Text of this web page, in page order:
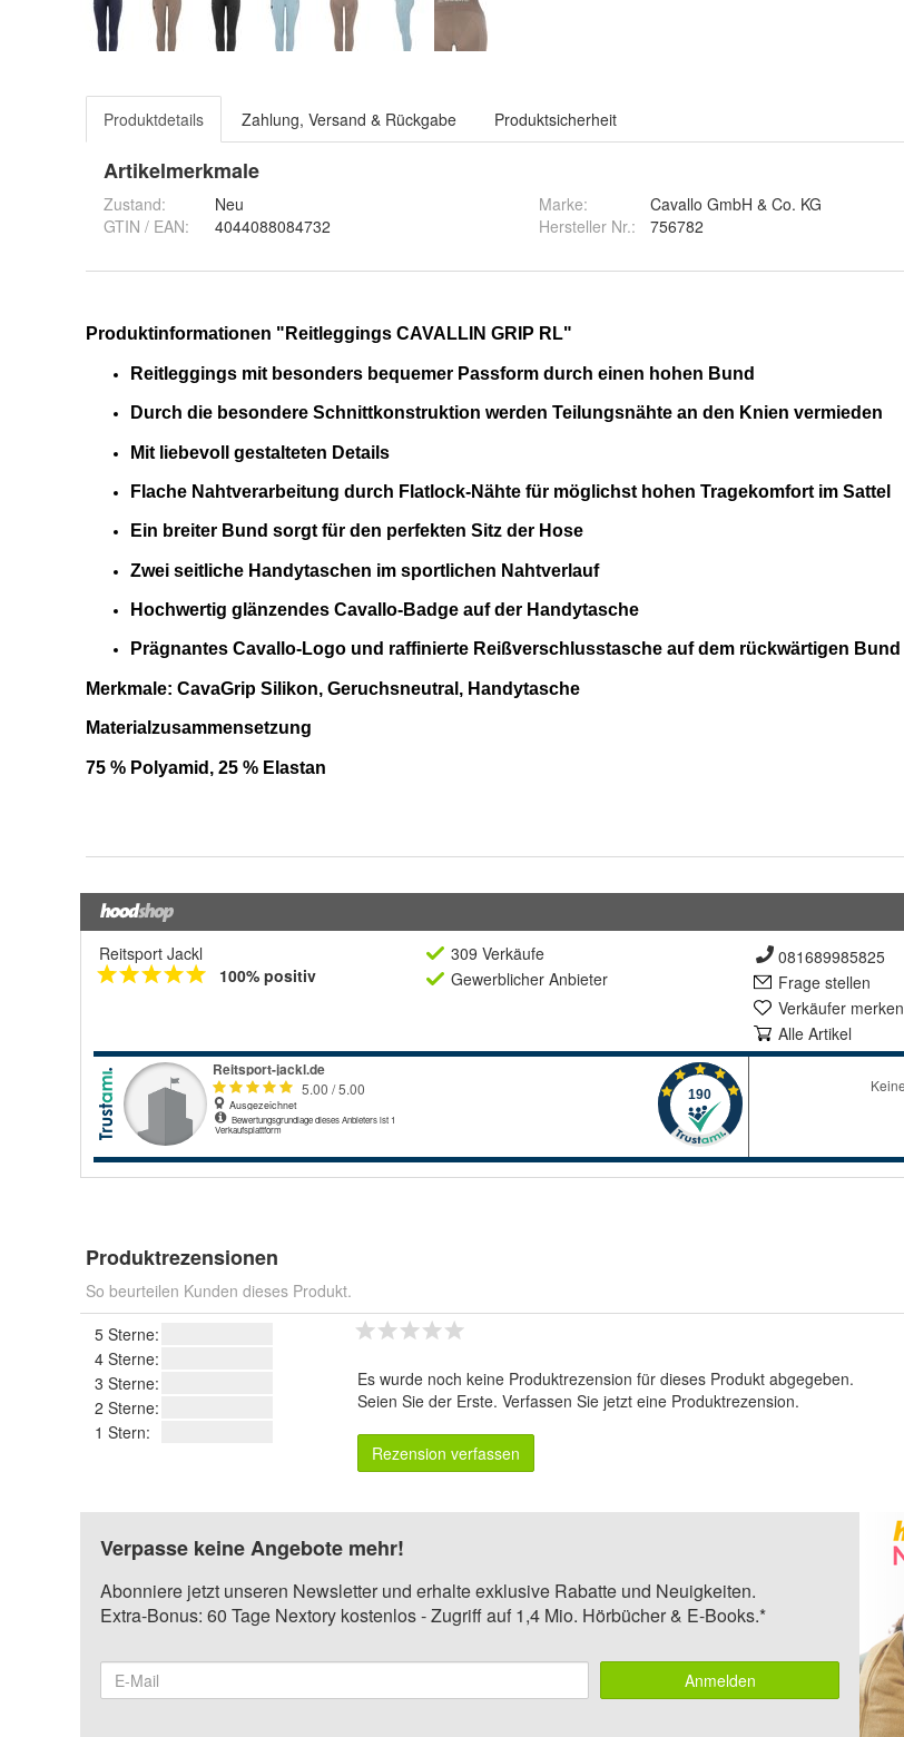
Produktdetails Zahlung, Versand & Rückgabe Produktsicherheit
Artikelmerkmale
Zustand:
Neu
GTIN / EAN:
4044088084732
Marke:
Cavallo GmbH & Co. KG
Hersteller Nr.:
756782
Reitsport Jackl
100% positiv
309 Verkäufe
Gewerblicher Anbieter
081689985825
Frage stellen
Verkäufer merken
Alle Artikel
Produktrezensionen
So beurteilen Kunden dieses Produkt.
5 Sterne:
4 Sterne:
3 Sterne:
2 Sterne:
1 Stern:
Es wurde noch keine Produktrezension für dieses Produkt abgegeben.
Seien Sie der Erste. Verfassen Sie jetzt eine Produktrezension.
Rezension verfassen
Verpasse keine Angebote mehr!
Abonniere jetzt unseren Newsletter und erhalte exklusive Rabatte und Neuigkeiten.
Extra-Bonus: 60 Tage Nextory kostenlos - Zugriff auf 1,4 Mio. Hörbücher & E-Books.*
Anmelden